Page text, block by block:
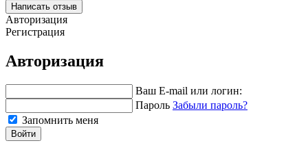
Написать отзыв
Авторизация
Регистрация
Авторизация
Ваш E-mail или логин:
Пароль Забыли пароль?
Запомнить меня
Войти